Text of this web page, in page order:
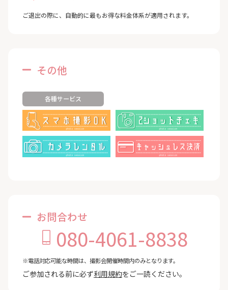
ご退出の際に、自動的に最もお得な料金体系が適用されます。
その他
各種サービス
お問合わせ
080-4061-8838
※電話対応可能な時間は、撮影会開催時間内のみとなります。
ご参加される前に必ず利用規約をご一読ください。